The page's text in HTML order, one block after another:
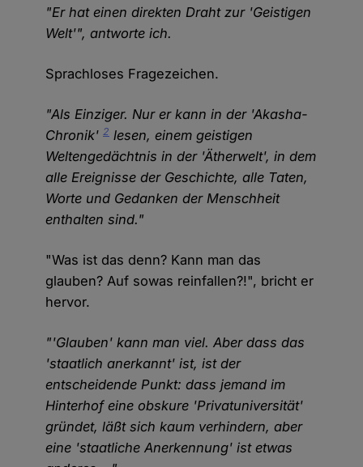
"Er hat einen direkten Draht zur 'Geistigen
Welt'", antworte ich.
Sprachloses Fragezeichen.
"Als Einziger. Nur er kann in der 'Akasha-
Chronik'2 lesen, einem geistigen
Weltengedächtnis in der 'Ätherwelt', in dem
alle Ereignisse der Geschichte, alle Taten,
Worte und Gedanken der Menschheit
enthalten sind."
"Was ist das denn? Kann man das
glauben? Auf sowas reinfallen?!", bricht er
hervor.
"'Glauben' kann man viel. Aber dass das
'staatlich anerkannt' ist, ist der
entscheidende Punkt: dass jemand im
Hinterhof eine obskure 'Privatuniversität'
gründet, läßt sich kaum verhindern, aber
eine 'staatliche Anerkennung' ist etwas